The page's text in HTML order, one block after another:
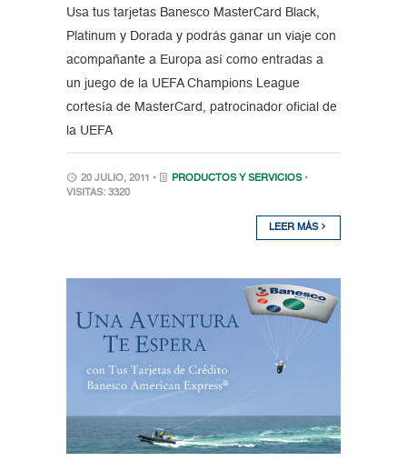
Usa tus tarjetas Banesco MasterCard Black,
Platinum y Dorada y podrás ganar un viaje con
acompañante a Europa así como entradas a
un juego de la UEFA Champions League
cortesía de MasterCard, patrocinador oficial de
la UEFA
20 JULIO, 2011 • PRODUCTOS Y SERVICIOS •
VISITAS: 3320
LEER MÁS